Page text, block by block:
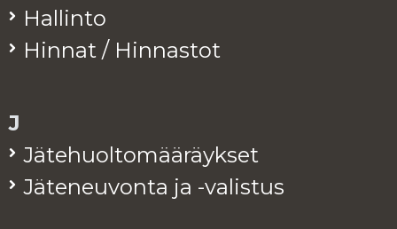
Hal­lin­to
Hin­nat / Hin­nas­tot
J
Jä­te­huol­to­mää­räyk­set
Jä­te­neu­von­ta ja -va­lis­tus